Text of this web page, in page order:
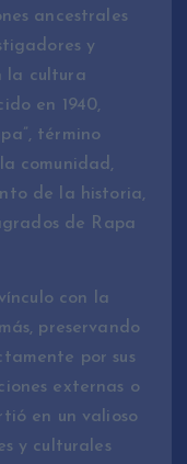
ancestrales
y
la cultura
en 1940,
término
comunidad,
de la historia,
de Rapa
con la
preservando
por sus
externas o
en un valioso
y culturales